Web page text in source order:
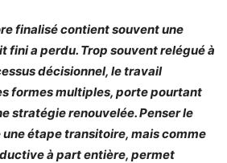
finalisé contient souvent une
fini a perdu. Trop souvent relégué à
décisionnel, le travail
formes multiples, porte pourtant
stratégie renouvelée. Penser le
étape transitoire, mais comme
à part entière, permet